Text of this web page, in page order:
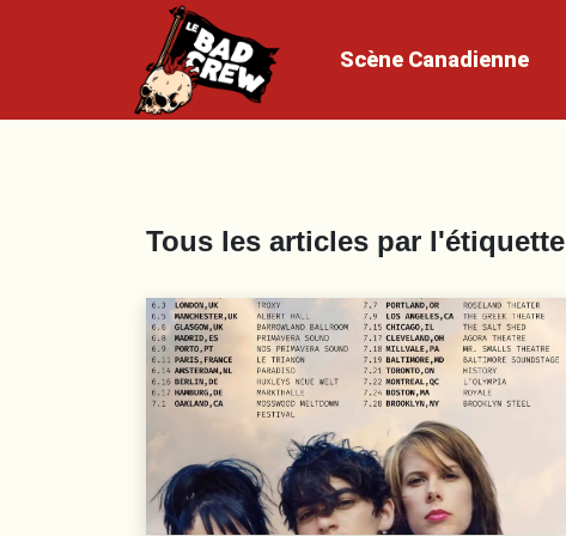
Scène Canadienne
Tous les articles par l'étiquette